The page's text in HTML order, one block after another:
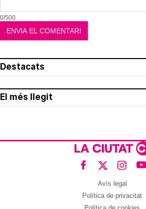
0/500
Destacats
El més llegit
Avís legal
Política de privacitat